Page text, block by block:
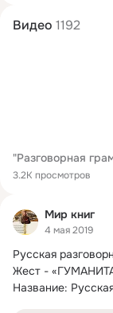
Видео 1192
3.2K просмотров
Мир книг
4 мая 2019
Русская
Жест -
Название: